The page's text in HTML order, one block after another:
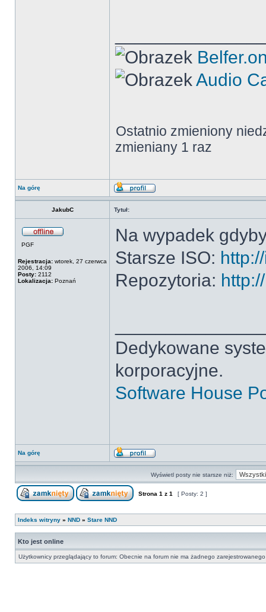
Audio
Ostatnio zmieniony
zmieniany 1 raz
Na górę
JakubC Tytuł:
PGF
Rejestracja: wtorek, 27 czerwca
2006, 14:09
Posty: 2112
Lokalizacja: Poznań
Na wypadek
Starsze ISO:
Repozytoria:
Dedykowane
korporacyjne.
Software House
Na górę
Wyświetl posty nie starsze niż:
Strona 1 z 1 [ Posty: 2 ]
Indeks witryny » NND » Stare NND
Kto jest online
Użytkownicy przeglądający to forum: Obecnie na forum nie ma żadnego